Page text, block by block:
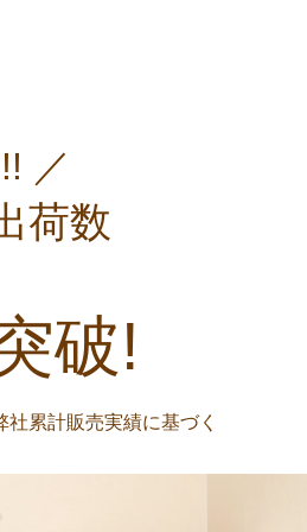
／
荷数
破!
累計販売実績に基づく